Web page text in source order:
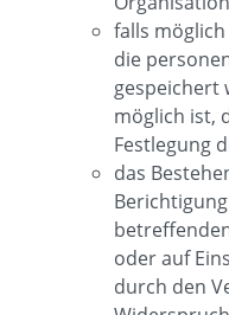
falls
die
gespeichert
möglich ist,
Festlegung
das
oder auf
durch den